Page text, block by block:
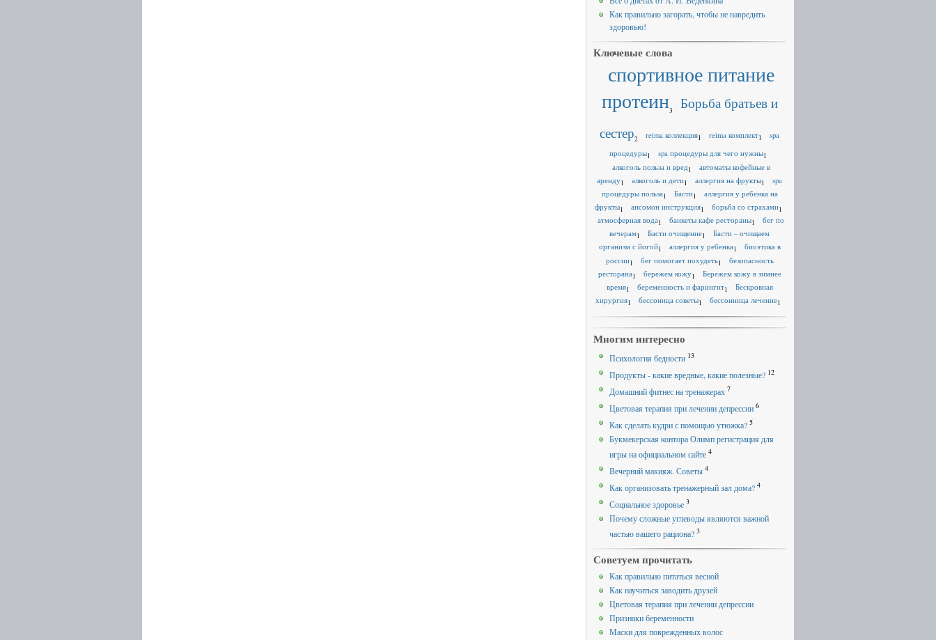
Как правильно загорать, чтобы не навредить
здоровью!
Ключевые слова
спортивное питание
протеин3
Борьба братьев и
сестер2 reima коллекция1 reima комплект1
spa
процедуры1 spa процедуры для чего нужны1
алкоголь польза и вред1
автоматы кофейные в
аренду1 алкоголь и дети1 аллергия на фрукты1
spa
процедуры польза1 Басти1
аллергия у ребенка на
фрукты1 ансомон инструкция1 борьба со страхами1
атмосферная вода1 банкеты кафе рестораны1
бег по
вечерам1 Басти очищение1
Басти – очищаем
организм с йогой1 аллергия у ребенка1
биоэтика в
россии1 бег помогает похудеть1
безопасность
ресторана1 бережем кожу1
Бережем кожу в зимнее
время1 беременность и фарингит1
Бескровная
хирургия1 бессоница советы1 бессонница лечение1
Многим интересно
Психология бедности 13
Продукты - какие вредные, какие полезные? 12
Домашний фитнес на тренажерах 7
Цветовая терапия при лечении депрессии 6
Как сделать кудри с помощью утюжка? 5
Букмекерская контора Олимп регистрация для
игры на официальном сайте 4
Вечерний макияж. Советы 4
Как организовать тренажерный зал дома? 4
Социальное здоровье 3
Почему сложные углеводы являются важной
частью вашего рациона? 3
Советуем прочитать
Как правильно питаться весной
Как научиться заводить друзей
Цветовая терапия при лечении депрессии
Признаки беременности
Маски для поврежденных волос